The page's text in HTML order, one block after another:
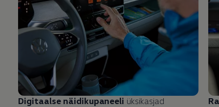
Digitaalse näidikupaneeli üksikasjad